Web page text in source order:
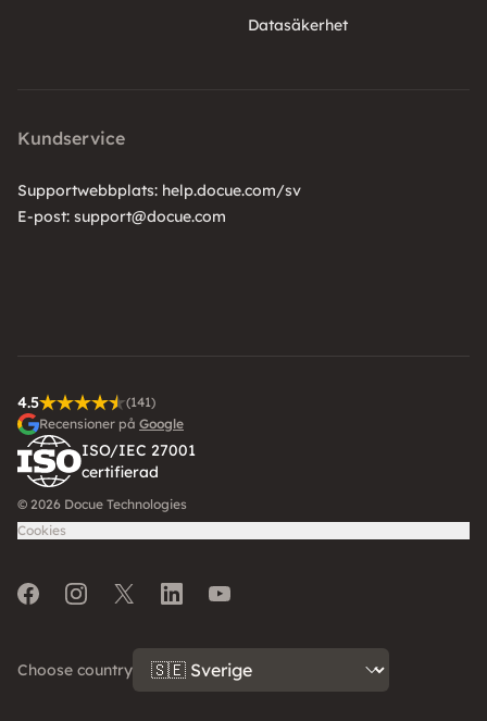
Datasäkerhet
Kundservice
Supportwebbplats: help.docue.com/sv
E-post: support@docue.com
4.5
(141)
Recensioner på Google
ISO/IEC 27001
certifierad
© 2026 Docue Technologies
Cookies
FacebookInstagramTwitterLinkedInYoutube
Choose country